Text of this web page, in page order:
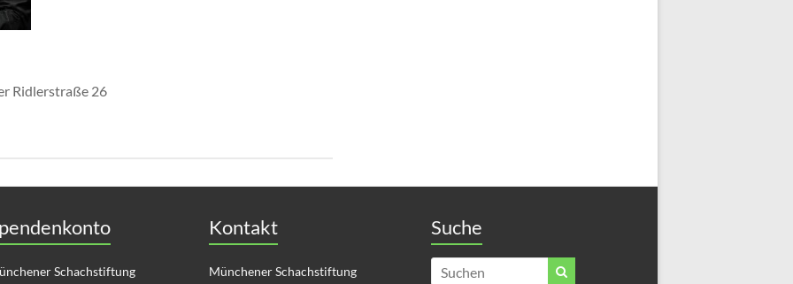
Ridlerstraße 26
Schachstiftung
Kontakt
Münchener Schachstiftung
Suche